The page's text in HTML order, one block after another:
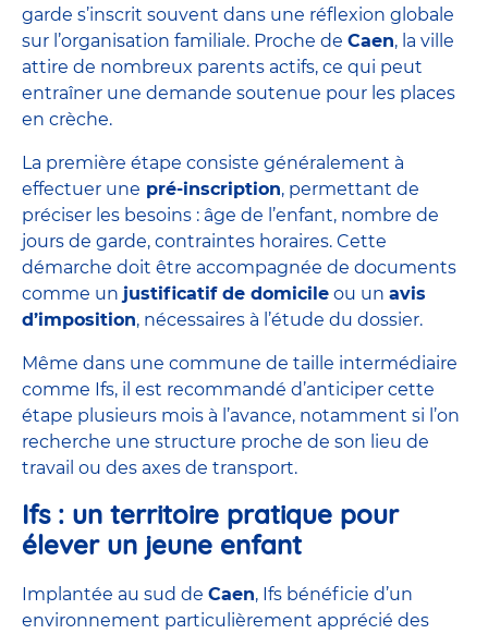
garde s’inscrit souvent dans une réflexion globale
sur l’organisation familiale. Proche de Caen, la ville
attire de nombreux parents actifs, ce qui peut
entraîner une demande soutenue pour les places
en crèche.
La première étape consiste généralement à
effectuer une pré-inscription, permettant de
préciser les besoins : âge de l’enfant, nombre de
jours de garde, contraintes horaires. Cette
démarche doit être accompagnée de documents
comme un justificatif de domicile ou un avis
d’imposition, nécessaires à l’étude du dossier.
Même dans une commune de taille intermédiaire
comme Ifs, il est recommandé d’anticiper cette
étape plusieurs mois à l’avance, notamment si l’on
recherche une structure proche de son lieu de
travail ou des axes de transport.
Ifs : un territoire pratique pour
élever un jeune enfant
Implantée au sud de Caen, Ifs bénéficie d’un
environnement particulièrement apprécié des